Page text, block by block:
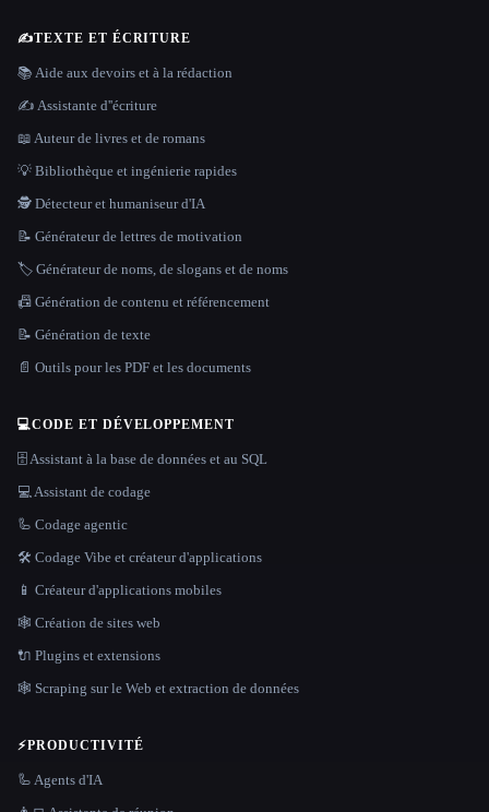
✍️TEXTE ET ÉCRITURE
📚 Aide aux devoirs et à la rédaction
✍️ Assistante d''écriture
📖 Auteur de livres et de romans
💡 Bibliothèque et ingénierie rapides
🕵️ Détecteur et humaniseur d'IA
📝 Générateur de lettres de motivation
🏷️ Générateur de noms, de slogans et de noms
📠 Génération de contenu et référencement
📝 Génération de texte
📄 Outils pour les PDF et les documents
💻CODE ET DÉVELOPPEMENT
🗄️ Assistant à la base de données et au SQL
💻 Assistant de codage
🦾 Codage agentic
🛠️ Codage Vibe et créateur d'applications
📱 Créateur d'applications mobiles
🕸 Création de sites web
🔌 Plugins et extensions
🕸️ Scraping sur le Web et extraction de données
⚡PRODUCTIVITÉ
🦾 Agents d'IA